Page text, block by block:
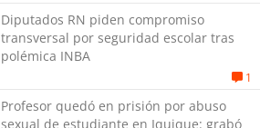
Diputados RN piden compromiso
transversal por seguridad escolar tras
polémica INBA
1
Profesor quedó en prisión por abuso
sexual de estudiante en Iquique: grabó